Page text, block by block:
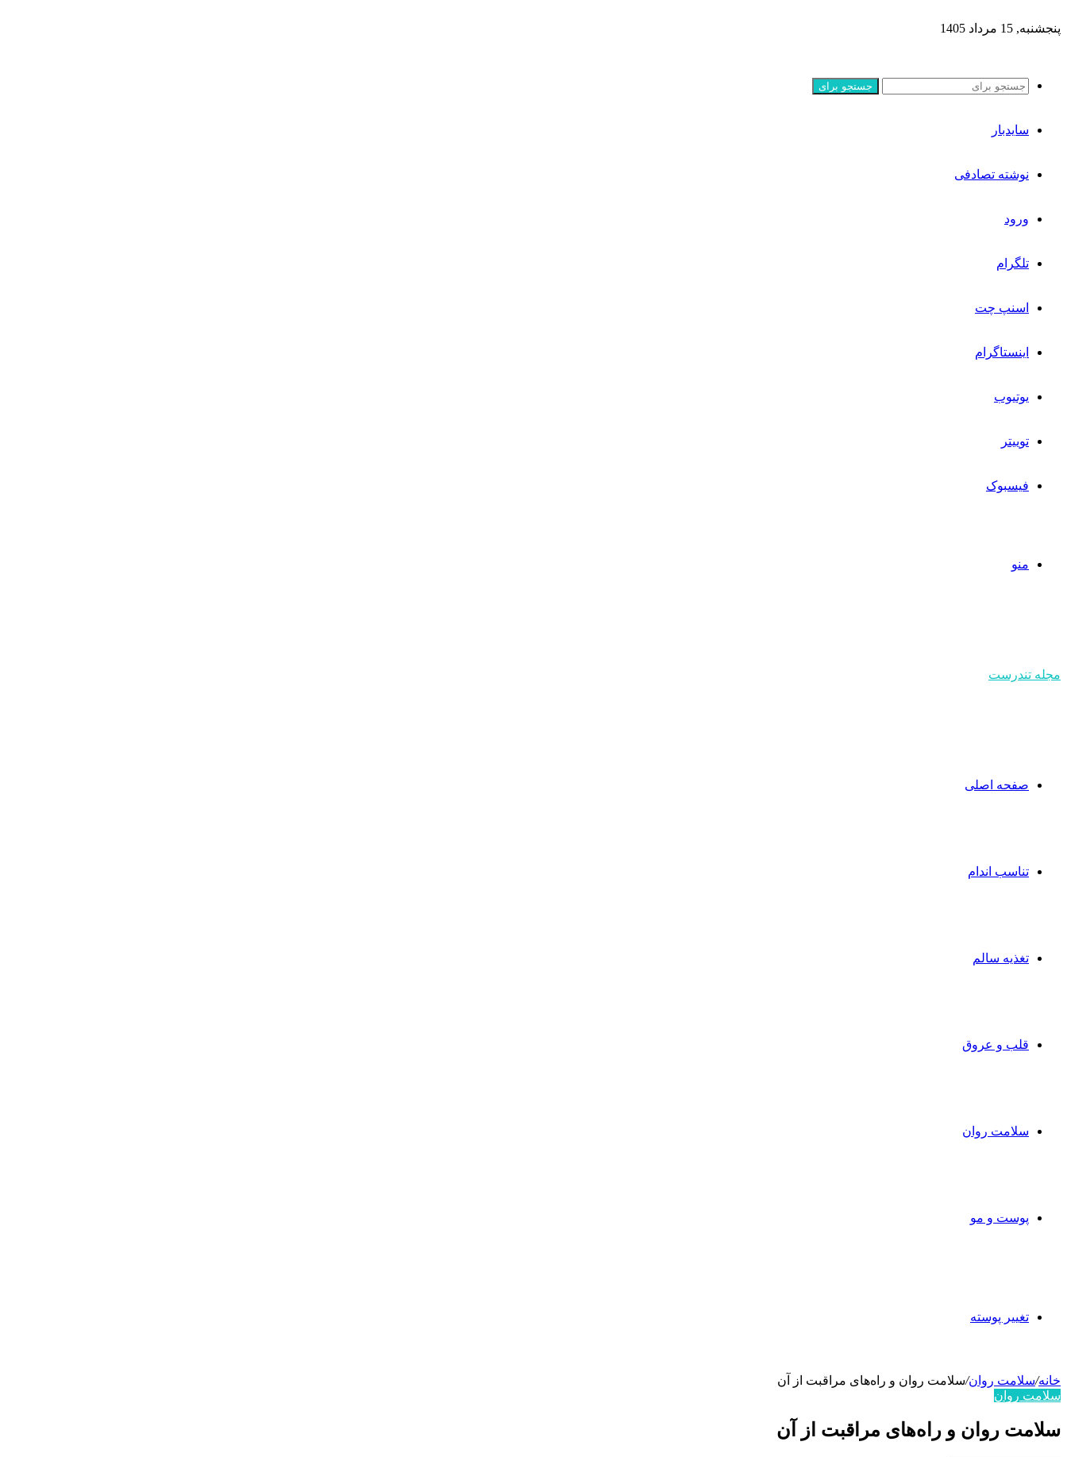
پنجشنبه, 15 مرداد 1405
جستجو برای
سایدبار
نوشته تصادفی
ورود
تلگرام
اسنپ چت
اینستاگرام
یوتیوب
توییتر
فیسبوک
منو
مجله تندرست
صفحه اصلی
تناسب اندام
تغذیه سالم
قلب و عروق
سلامت روان
پوست و مو
تغییر پوسته
خانه/سلامت روان/سلامت روان و راه‌های مراقبت از آن
سلامت روان
سلامت روان و راه‌های مراقبت از آن